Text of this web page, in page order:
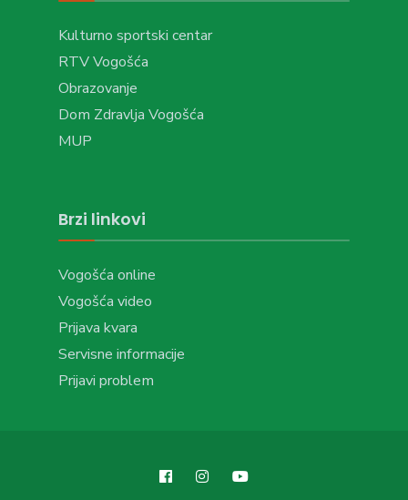
Kulturno sportski centar
RTV Vogošća
Obrazovanje
Dom Zdravlja Vogošća
MUP
Brzi linkovi
Vogošća online
Vogošća video
Prijava kvara
Servisne informacije
Prijavi problem